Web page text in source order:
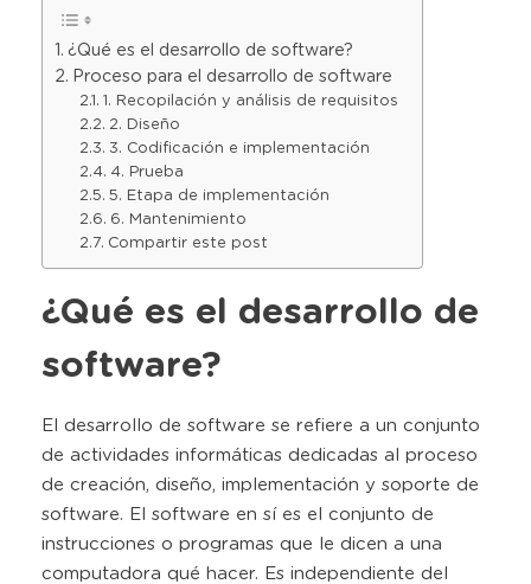
¿Qué es el desarrollo de software?
Proceso para el desarrollo de software
1. Recopilación y análisis de requisitos
2. Diseño
3. Codificación e implementación
4. Prueba
5. Etapa de implementación
6. Mantenimiento
Compartir este post
¿Qué es el desarrollo de
software?
El desarrollo de software se refiere a un conjunto
de actividades informáticas dedicadas al proceso
de creación, diseño, implementación y soporte de
software. El software en sí es el conjunto de
instrucciones o programas que le dicen a una
computadora qué hacer. Es independiente del